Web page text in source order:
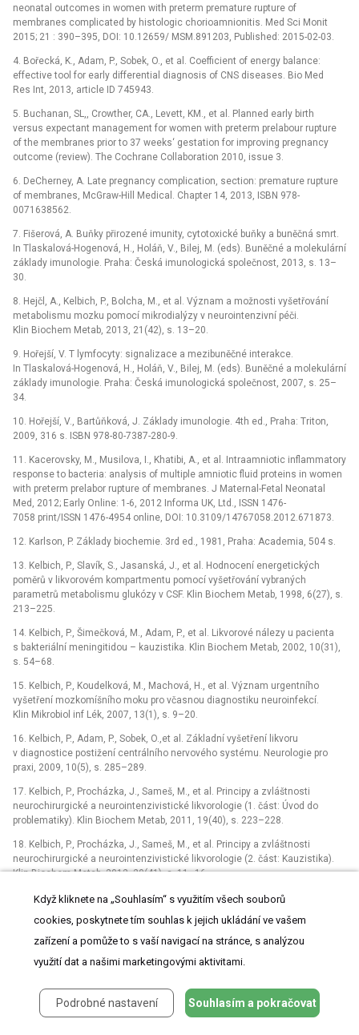
neonatal outcomes in women with preterm premature rupture of
membranes complicated by histologic chorioamnionitis. Med Sci Monit
2015; 21 : 390–395, DOI: 10.12659/ MSM.891203, Published: 2015-02-03.
4. Bořecká, K., Adam, P., Sobek, O., et al. Coefficient of energy balance:
effective tool for early differential diagnosis of CNS disea­ses. Bio Med
Res Int, 2013, article ID 745943.
5. Buchanan, SL,, Crowther, CA., Levett, KM., et al. Planned early birth
versus expectant management for women with preterm prelabour rupture
of the membranes prior to 37 weeks‘ gestation for improving pregnancy
outcome (review). The Cochrane Collaboration 2010, issue 3.
6. DeCherney, A. Late pregnancy complication, section: premature rupture
of membranes, McGraw-Hill Medical. Chapter 14, 2013, ISBN 978-
0071638562.
7. Fišerová, A. Buňky přirozené imunity, cytotoxické buňky a buněčná smrt.
In Tlaskalová-Hogenová, H., Holáň, V., Bilej, M. (eds). Buněčné a molekulární
základy imunologie. Praha: Česká imunologická společnost, 2013, s. 13–
30.
8. Hejčl, A., Kelbich, P., Bolcha, M., et al. Význam a možnosti vyšetřování
metabolismu mozku pomocí mikrodialýzy v neurointenzivní péči.
Klin Biochem Metab, 2013, 21(42), s. 13–20.
9. Hořejší, V. T lymfocyty: signalizace a mezibuněčné interakce.
In Tlaskalová-Hogenová, H., Holáň, V., Bilej, M. (eds). Buněčné a molekulární
základy imunologie. Praha: Česká imunologická společnost, 2007, s. 25–
34.
10. Hořejší, V., Bartůňková, J. Základy imunologie. 4th ed., Praha: Triton,
2009, 316 s. ISBN 978-80-7387-280-9.
11. Kacerovsky, M., Musilova, I., Khatibi, A., et al. Intraamniotic inflammatory
response to bacteria: analysis of multiple amniotic fluid proteins in women
with preterm prelabor rupture of membranes. J Maternal-Fetal Neonatal
Med, 2012; Early Online: 1-6, 2012 Informa UK, Ltd., ISSN 1476-
7058 print/ISSN 1476-4954 online, DOI: 10.3109/14767058.2012.671873.
12. Karlson, P. Základy biochemie. 3rd ed., 1981, Praha: Academia, 504 s.
13. Kelbich, P., Slavík, S., Jasanská, J., et al. Hodnocení energetických
poměrů v likvorovém kompartmentu pomocí vyšetřování vybraných
parametrů metabolismu glukózy v CSF. Klin Biochem Metab, 1998, 6(27), s.
213–225.
14. Kelbich, P., Šimečková, M., Adam, P., et al. Likvorové nálezy u pacienta
s bakteriální meningitidou –⁠ kauzistika. Klin Biochem Metab, 2002, 10(31),
s. 54–68.
15. Kelbich, P., Koudelková, M., Machová, H., et al. Význam urgentního
vyšetření mozkomíšního moku pro včasnou diagnostiku neuroinfekcí.
Klin Mikrobiol inf Lék, 2007, 13(1), s. 9–20.
16. Kelbich, P., Adam, P., Sobek, O.,et al. Základní vyšetření likvoru
v diagnostice postižení centrálního nervového systému. Neurologie pro
praxi, 2009, 10(5), s. 285–289.
17. Kelbich, P., Procházka, J., Sameš, M., et al. Principy a zvláštnosti
neurochirurgické a neurointenzivistické likvorologie (1. část: Úvod do
problematiky). Klin Biochem Metab, 2011, 19(40), s. 223–228.
18. Kelbich, P., Procházka, J., Sameš, M., et al. Principy a zvláštnosti
neurochirurgické a neurointenzivistické likvorologie (2. část: Kauzistika).
Klin Biochem Metab, 2012, 20(41), s. 11–16.
19. Kelbich, P., Hejčl, A., Procházka, J., et al. Cytologie a energetika jako
20. Kelbich, P., Hejčl, A., Procházka, J., et al. Buněčnost likvoru, energetické
poměry v likvorovém kompartmentu a intenzita zánětlivé odpovědi
21. Kelbich, P., Hejčl, A., Procházka, J., et al. Koeficient energetické bilance
Když kliknete na „Souhlasím“ s využitím všech souborů
cookies, poskytnete tím souhlas k jejich ukládání ve vašem
zařízení a pomůže to s vaší navigací na stránce, s analýzou
využití dat a našimi marketingovými aktivitami.
Podrobné nastavení Souhlasím a pokračovat